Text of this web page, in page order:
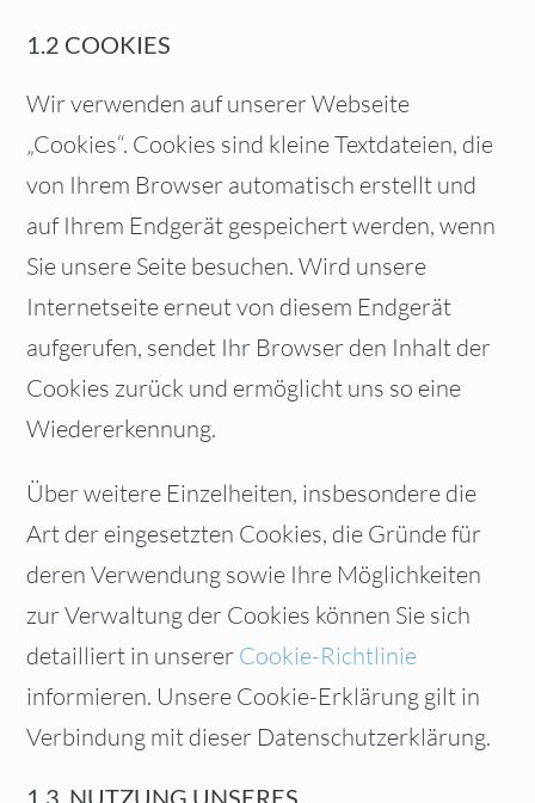
1.2 COOKIES
Wir verwenden auf unserer Webseite
„Cookies“. Cookies sind kleine Textdateien, die
von Ihrem Browser automatisch erstellt und
auf Ihrem Endgerät gespeichert werden, wenn
Sie unsere Seite besuchen. Wird unsere
Internetseite erneut von diesem Endgerät
aufgerufen, sendet Ihr Browser den Inhalt der
Cookies zurück und ermöglicht uns so eine
Wiedererkennung.
Über weitere Einzelheiten, insbesondere die
Art der eingesetzten Cookies, die Gründe für
deren Verwendung sowie Ihre Möglichkeiten
zur Verwaltung der Cookies können Sie sich
detailliert in unserer Cookie-Richtlinie
informieren. Unsere Cookie-Erklärung gilt in
Verbindung mit dieser Datenschutzerklärung.
1.3. NUTZUNG UNSERES